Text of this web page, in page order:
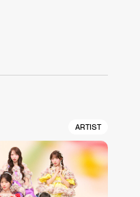
ARTIST